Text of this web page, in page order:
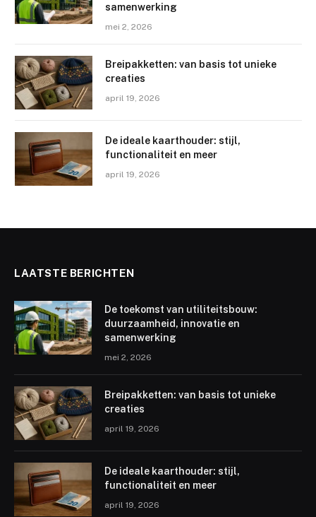
samenwerking
mei 2, 2026
Breipakketten: van basis tot unieke
creaties
april 19, 2026
De ideale kaarthouder: stijl,
functionaliteit en meer
april 19, 2026
LAATSTE BERICHTEN
De toekomst van utiliteitsbouw:
duurzaamheid, innovatie en
samenwerking
mei 2, 2026
Breipakketten: van basis tot unieke
creaties
april 19, 2026
De ideale kaarthouder: stijl,
functionaliteit en meer
april 19, 2026